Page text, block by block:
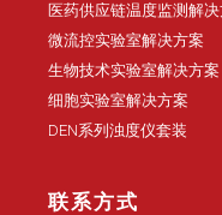
医药供应链温度监测解决
微流控实验室解决方案
生物技术实验室解决方案
细胞实验室解决方案
DEN系列浊度仪套装
联系方式